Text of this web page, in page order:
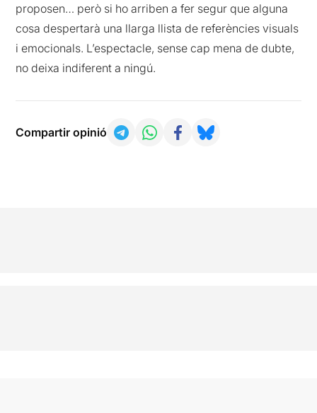
proposen… però si ho arriben a fer segur que alguna
cosa despertarà una llarga llista de referències visuals
i emocionals. L’espectacle, sense cap mena de dubte,
no deixa indiferent a ningú.
Compartir opinió